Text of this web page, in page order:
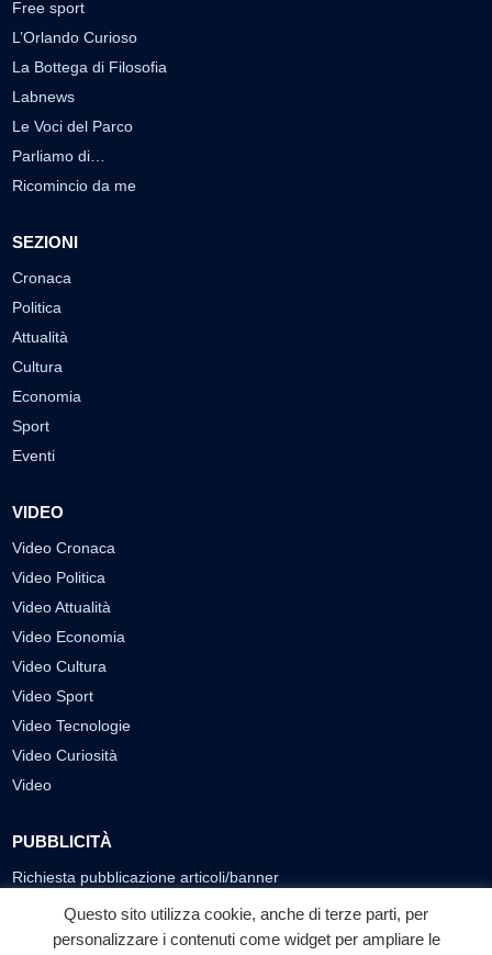
Free sport
L’Orlando Curioso
La Bottega di Filosofia
Labnews
Le Voci del Parco
Parliamo di…
Ricomincio da me
SEZIONI
Cronaca
Politica
Attualità
Cultura
Economia
Sport
Eventi
VIDEO
Video Cronaca
Video Politica
Video Attualità
Video Economia
Video Cultura
Video Sport
Video Tecnologie
Video Curiosità
Video
PUBBLICITÀ
Richiesta pubblicazione articoli/banner
SEGUICI SUI SOCIAL
Questo sito utilizza cookie, anche di terze parti, per
personalizzare i contenuti come widget per ampliare le